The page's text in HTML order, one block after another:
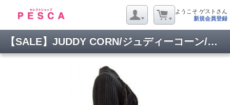
ようこそ ゲストさん
新規会員登録
【SALE】JUDDY CORN/ジュディーコーン/ボアニットMA-1/F-7834